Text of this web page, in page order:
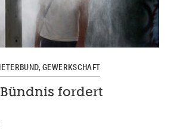
GEWERKSCHAFT
fordert